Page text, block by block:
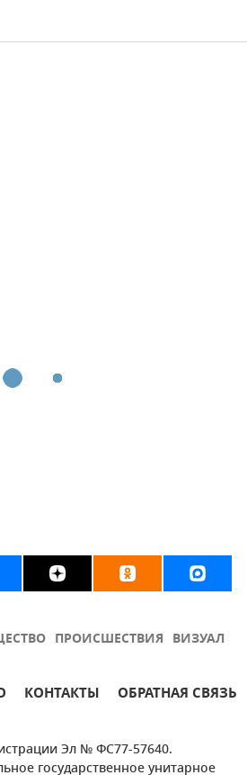
ПРОИСШЕСТВИЯ ВИЗУАЛ
КОНТАКТЫ ОБРАТНАЯ СВЯЗЬ
Эл № ФС77-57640.
государственное унитарное